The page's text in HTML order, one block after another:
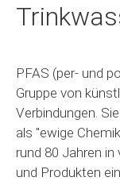
PFAS (per- und
Gruppe von
Verbindungen.
als "ewige
rund 80 Jahren
und Produkten